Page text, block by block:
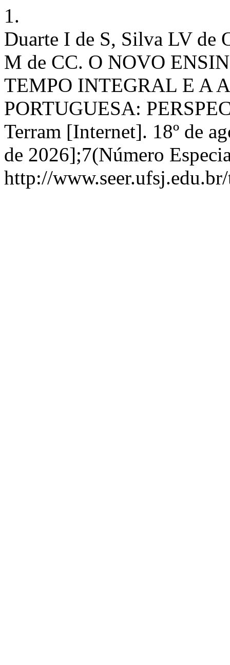
1.
Duarte I de S, Silva LV de
M de CC. O NOVO
TEMPO INTEGRAL E A
PORTUGUESA:
Terram [Internet]. 18º de
de 2026];7(Número
http://